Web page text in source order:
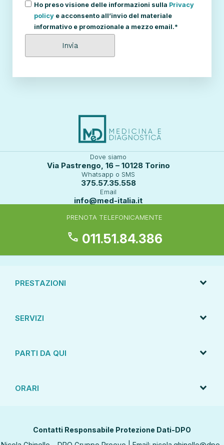
Ho preso visione delle informazioni sulla Privacy
policy e acconsento all’invio del materiale
informativo e promozionale a mezzo email.*
Dove siamo
Via Pastrengo, 16 – 10128 Torino
Whatsapp o SMS
375.57.35.558
Email
info@med-italia.it
PRENOTA TELEFONICAMENTE
call 011.51.84.386
PRESTAZIONI
SERVIZI
PARTI DA QUI
ORARI
Contatti Responsabile Protezione Dati-DPO